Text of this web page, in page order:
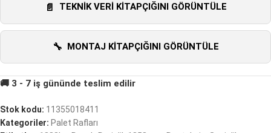
TEKNIK VERI KITAPÇIĞINI GÖRÜNTÜLE
MONTAJ KITAPÇIĞINI GÖRÜNTÜLE
Stok kodu: 11355018411
Kategoriler: Palet Rafları